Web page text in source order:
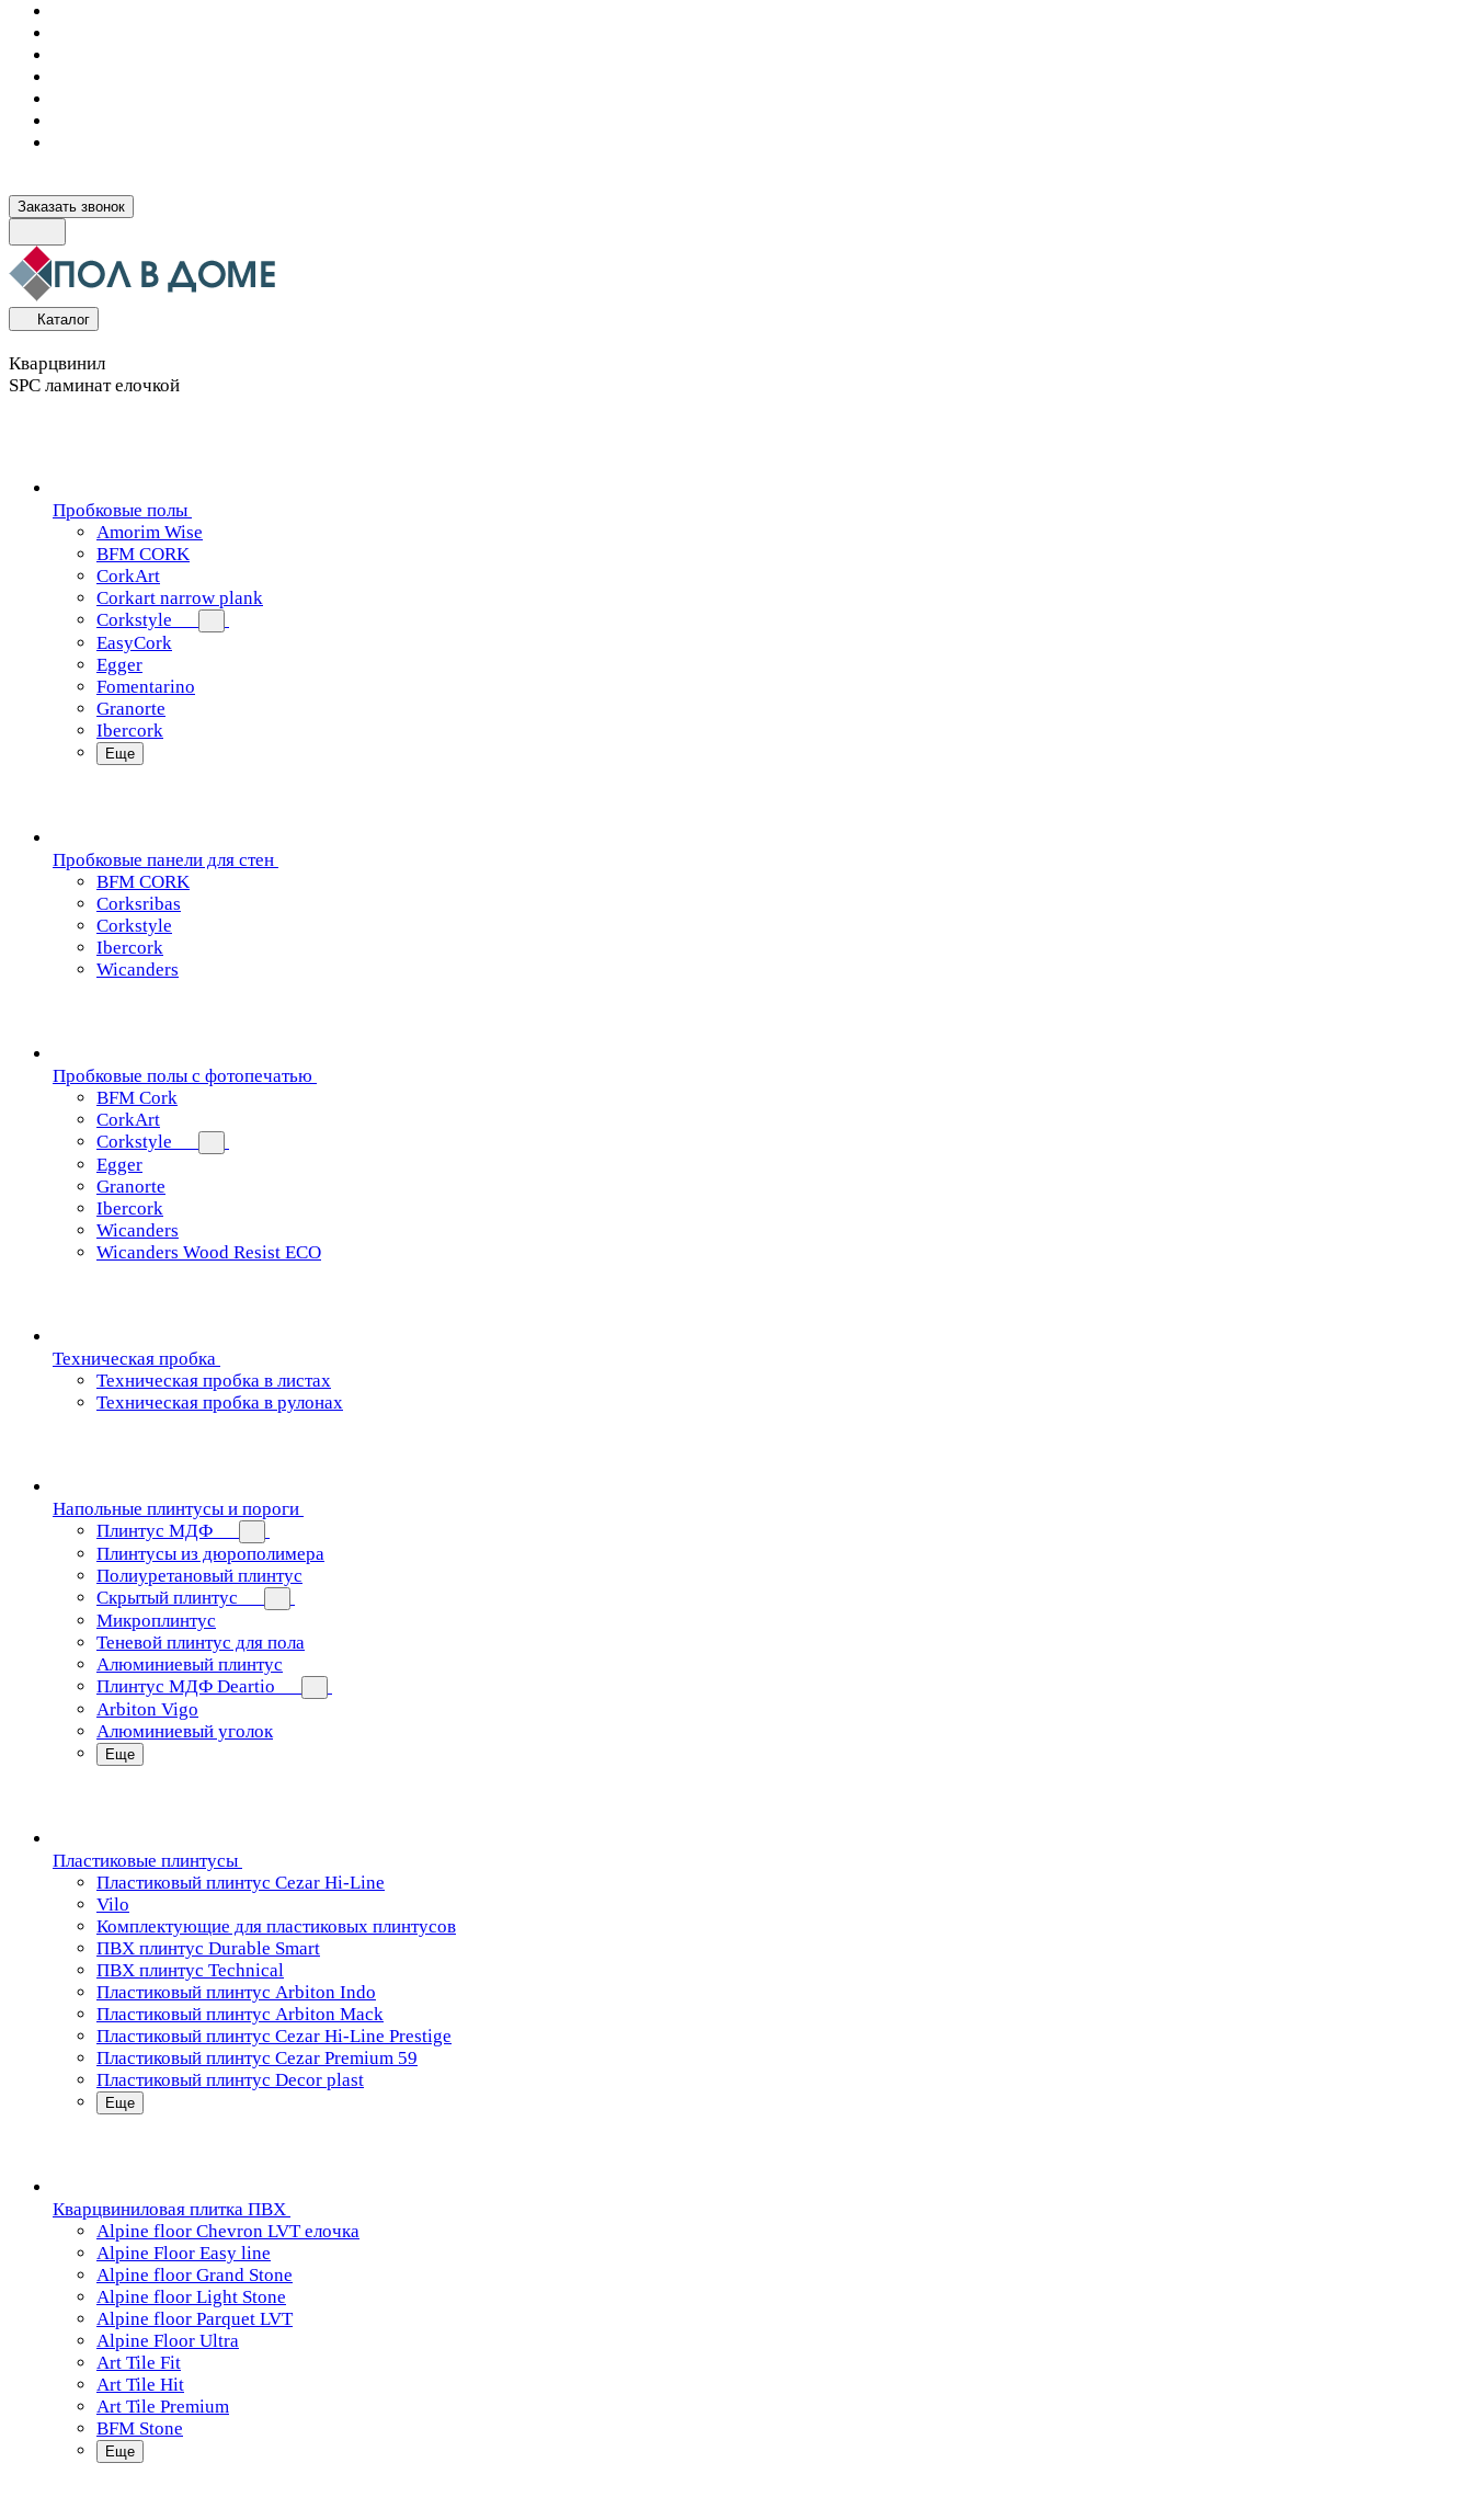
Заказать звонок
Каталог
Кварцвинил
SPC ламинат елочкой
Пробковые полы
Amorim Wise
BFM CORK
CorkArt
Corkart narrow plank
Corkstyle
EasyCork
Egger
Fomentarino
Granorte
Ibercork
Еще
Пробковые панели для стен
BFM CORK
Corksribas
Corkstyle
Ibercork
Wicanders
Пробковые полы с фотопечатью
BFM Cork
CorkArt
Corkstyle
Egger
Granorte
Ibercork
Wicanders
Wicanders Wood Resist ECO
Техническая пробка
Техническая пробка в листах
Техническая пробка в рулонах
Напольные плинтусы и пороги
Плинтус МДФ
Плинтусы из дюрополимера
Полиуретановый плинтус
Скрытый плинтус
Микроплинтус
Теневой плинтус для пола
Алюминиевый плинтус
Плинтус МДФ Deartio
Arbiton Vigo
Алюминиевый уголок
Еще
Пластиковые плинтусы
Пластиковый плинтус Cezar Hi-Line
Vilo
Комплектующие для пластиковых плинтусов
ПВХ плинтус Durable Smart
ПВХ плинтус Technical
Пластиковый плинтус Arbiton Indo
Пластиковый плинтус Arbiton Mack
Пластиковый плинтус Cezar Hi-Line Prestige
Пластиковый плинтус Cezar Premium 59
Пластиковый плинтус Decor plast
Еще
Кварцвиниловая плитка ПВХ
Alpine floor Chevron LVT елочка
Alpine Floor Easy line
Alpine floor Grand Stone
Alpine floor Light Stone
Alpine floor Parquet LVT
Alpine Floor Ultra
Art Tile Fit
Art Tile Hit
Art Tile Premium
BFM Stone
Еще